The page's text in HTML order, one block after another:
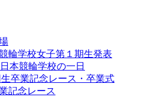
輪学校女子第１期生発表
本競輪学校の一日
卒業記念レース・卒業式
記念レース